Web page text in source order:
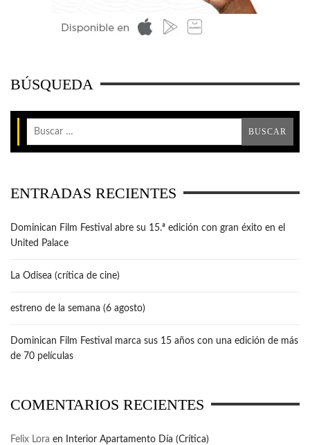
BÚSQUEDA
ENTRADAS RECIENTES
Dominican Film Festival abre su 15.ª edición con gran éxito en el
United Palace
La Odisea (crítica de cine)
estreno de la semana (6 agosto)
Dominican Film Festival marca sus 15 años con una edición de más
de 70 películas
COMENTARIOS RECIENTES
Felix Lora en Interior Apartamento Día (Crítica)